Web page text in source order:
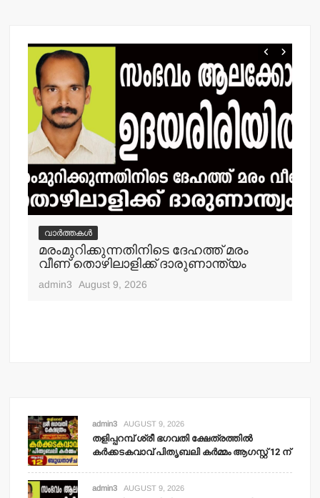
വാർത്തകൾ
മരംമുറിക്കുന്നതിനിടെ ദേഹത്ത് മരം
വീണ് തൊഴിലാളിക്ക് ദാരുണാന്ത്യം
admin3 August 9, 2026
admin3 AUGUST 9, 2026
തളിപ്പറമ്പ് ശ്രീ ഭഗവതി ക്ഷേത്രത്തില്‍
കര്‍ക്കടകവാവ് പിതൃബലി കര്‍മ്മം ആഗസ്റ്റ് 12 ന്
admin3 AUGUST 9, 2026